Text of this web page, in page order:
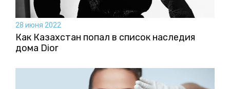
28 июня 2022
Как Казахстан попал в список наследия
дома Dior